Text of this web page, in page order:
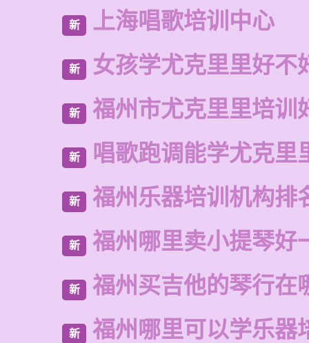
新 上海唱歌培训中心
新 女孩学尤克里里好不
新 福州市尤克里里培训
新 唱歌跑调能学尤克里
新 福州乐器培训机构排
新 福州哪里卖小提琴好
新 福州买吉他的琴行在
新 福州哪里可以学乐器